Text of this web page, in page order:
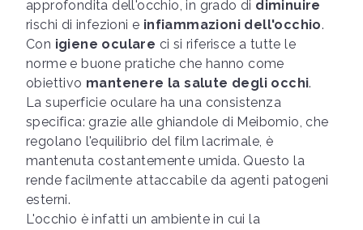
approfondita dell'occhio, in grado di diminuire
rischi di infezioni e infiammazioni dell'occhio.
Con igiene oculare ci si riferisce a tutte le
norme e buone pratiche che hanno come
obiettivo mantenere la salute degli occhi.
La superficie oculare ha una consistenza
specifica: grazie alle ghiandole di Meibomio, che
regolano l'equilibrio del film lacrimale, è
mantenuta costantemente umida. Questo la
rende facilmente attaccabile da agenti patogeni
esterni.
L'occhio è infatti un ambiente in cui la